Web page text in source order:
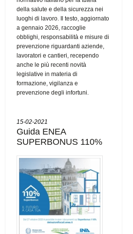
della salute e della sicurezza nei
luoghi di lavoro. Il testo, aggiornato
a gennaio 2026, raccoglie
obblighi, responsabilità e misure di
prevenzione riguardanti aziende,
lavoratori e cantieri, recependo
anche le più recenti novità
legislative in materia di
formazione, vigilanza e
prevenzione degli infortuni.
15-02-2021
Guida ENEA
SUPERBONUS 110%